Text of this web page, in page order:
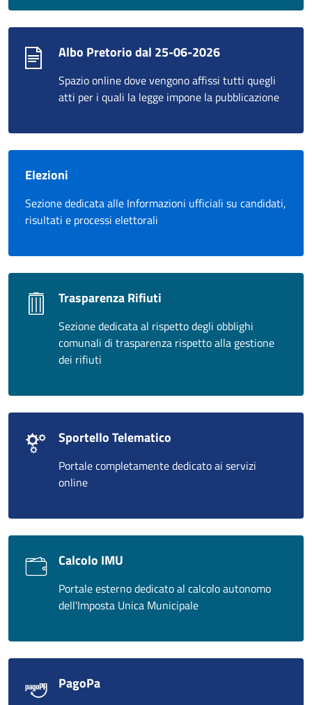
Albo Pretorio dal 25-06-2026
Spazio online dove vengono affissi tutti quegli
atti per i quali la legge impone la pubblicazione
Elezioni
Sezione dedicata alle Informazioni ufficiali su candidati,
risultati e processi elettorali
Trasparenza Rifiuti
Sezione dedicata al rispetto degli obblighi
comunali di trasparenza rispetto alla gestione
dei rifiuti
Sportello Telematico
Portale completamente dedicato ai servizi
online
Calcolo IMU
Portale esterno dedicato al calcolo autonomo
dell'Imposta Unica Municipale
PagoPa